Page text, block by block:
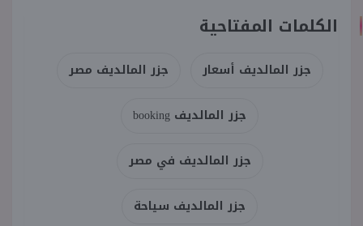
الكلمات المفتاحية
جزر المالديف أسعار جزر المالديف مصر
جزر المالديف booking
جزر المالديف في مصر
جزر المالديف سياحة